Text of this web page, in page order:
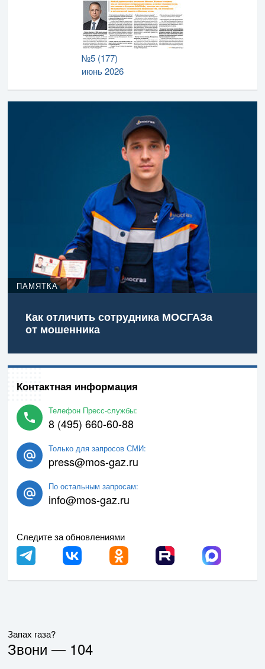
№5 (177)
июнь 2026
ПАМЯТКА
Как отличить сотрудника МОСГАЗа
от мошенника
Контактная информация
Телефон Пресс-службы:
8 (495) 660-60-88
Только для запросов СМИ:
press@mos-gaz.ru
По остальным запросам:
info@mos-gaz.ru
Следите за обновлениями
Запах газа?
Звони — 104